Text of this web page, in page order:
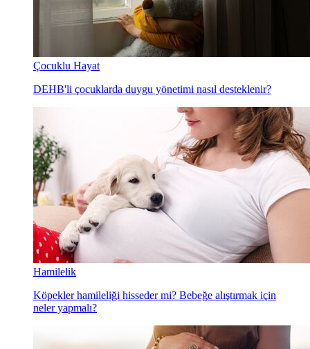
Çocuklu Hayat
DEHB'li çocuklarda duygu yönetimi nasıl desteklenir?
Hamilelik
Köpekler hamileliği hisseder mi? Bebeğe alıştırmak için
neler yapmalı?